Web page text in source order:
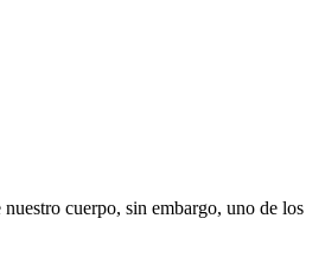
cuerpo, sin embargo, uno de los